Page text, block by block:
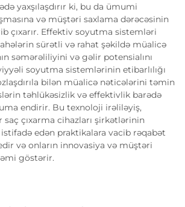
yaxşılaşdırır ki, bu da ümumi
və müştəri saxlama dərəcəsinin
çıxarır. Effektiv soyutma sistemləri
sürətli və rahat şəkildə müalicə
səmərəliliyini və gəlir potensialını
soyutma sistemlərinin etibarlılığı
bilən müalicə nəticələrini təmin
təhlükəsizlik və effektivlik barədə
endirir. Bu texnoloji irəliləyiş,
çıxarma cihazları şirkətlərinin
istifadə edən praktikalara vacib rəqabət
və onların innovasiya və müştəri
göstərir.